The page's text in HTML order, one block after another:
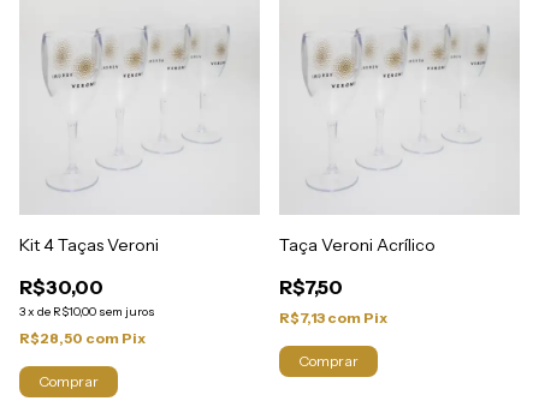
Kit 4 Taças Veroni
R$30,00
3x de R$10,00 sem juros
R$28,50 com Pix
Taça Veroni Acrílico
R$7,50
R$7,13 com Pix